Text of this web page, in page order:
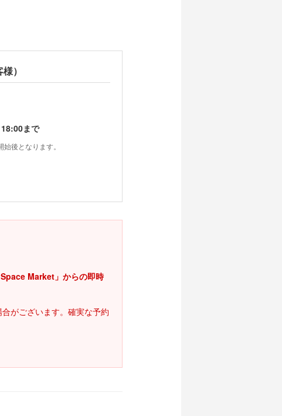
）
まで
後となります。
Market」からの即時
がございます。確実な予約